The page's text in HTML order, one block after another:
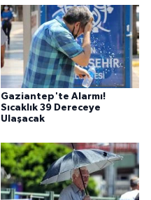
Gaziantep'te Alarmı!
Sıcaklık 39 Dereceye
Ulaşacak